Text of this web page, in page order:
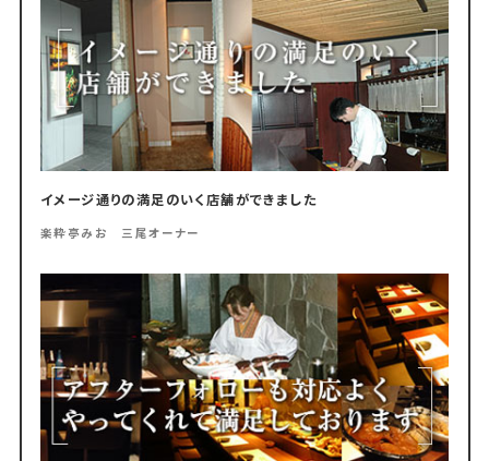
イメージ通りの満足のいく店舗ができました
楽粋亭みお 三尾オーナー